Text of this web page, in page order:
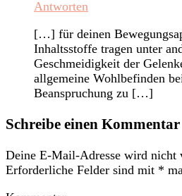
Antworten
[…] für deinen
Inhaltsstoffe tragen unter
Geschmeidigkeit der
allgemeine Wohlbefinden
Beanspruchung zu […]
Schreibe einen Kommentar
Deine E-Mail-Adresse wird nicht
Erforderliche Felder sind mit *